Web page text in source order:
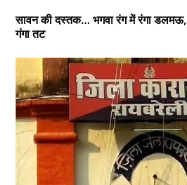
सावन की दस्तक… भगवा रंग में रंगा डलमऊ,
गंगा तट